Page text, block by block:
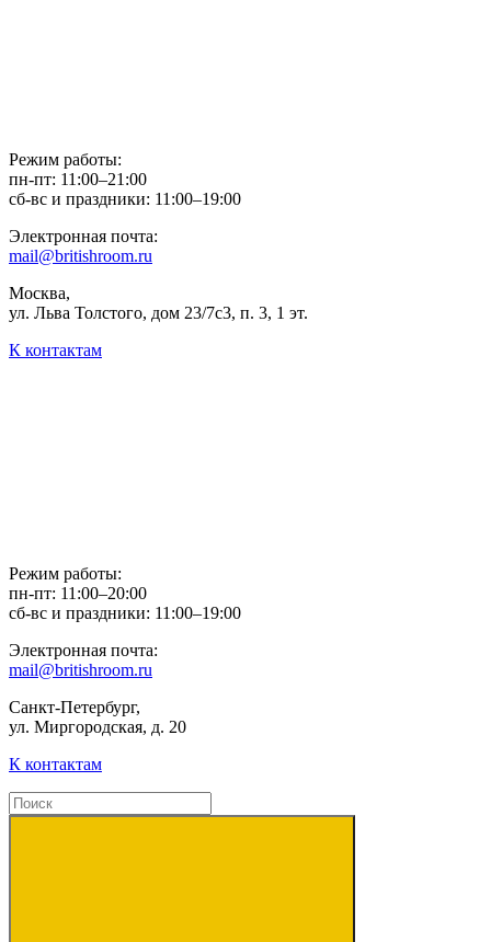
Режим работы:
пн-пт: 11:00–21:00
сб-вс и праздники: 11:00–19:00
Электронная почта:
mail@britishroom.ru
Москва,
ул. Льва Толстого, дом 23/7c3, п. 3, 1 эт.
К контактам
Режим работы:
пн-пт: 11:00–20:00
сб-вс и праздники: 11:00–19:00
Электронная почта:
mail@britishroom.ru
Санкт-Петербург,
ул. Миргородская, д. 20
К контактам